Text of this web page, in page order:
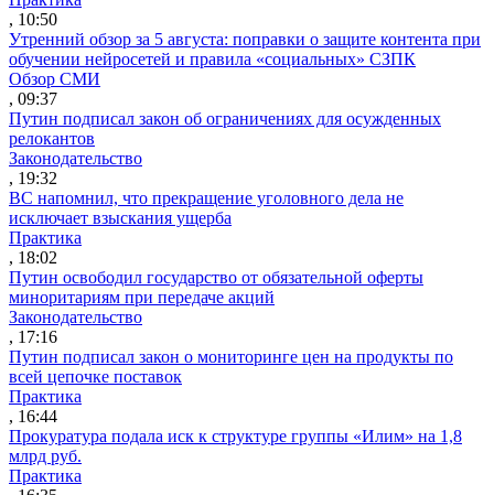
, 10:50
Утренний обзор за 5 августа: поправки о защите контента при
обучении нейросетей и правила «социальных» СЗПК
Обзор СМИ
, 09:37
Путин подписал закон об ограничениях для осужденных
релокантов
Законодательство
, 19:32
ВС напомнил, что прекращение уголовного дела не
исключает взыскания ущерба
Практика
, 18:02
Путин освободил государство от обязательной оферты
миноритариям при передаче акций
Законодательство
, 17:16
Путин подписал закон о мониторинге цен на продукты по
всей цепочке поставок
Практика
, 16:44
Прокуратура подала иск к структуре группы «Илим» на 1,8
млрд руб.
Практика